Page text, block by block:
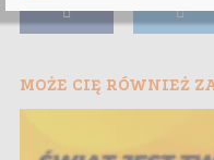
MOŻE CIĘ RÓWNIEŻ